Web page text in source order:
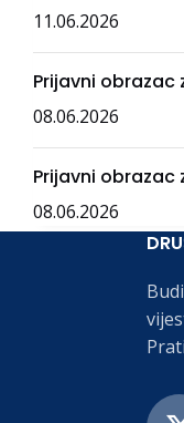
11.06.2026
Prijavni obrazac
08.06.2026
Prijavni obrazac
08.06.2026